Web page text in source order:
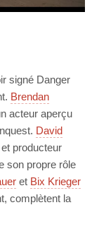
signé Danger
Brendan
acteur aperçu
David
producteur
son propre rôle
et Bix Krieger
complètent la